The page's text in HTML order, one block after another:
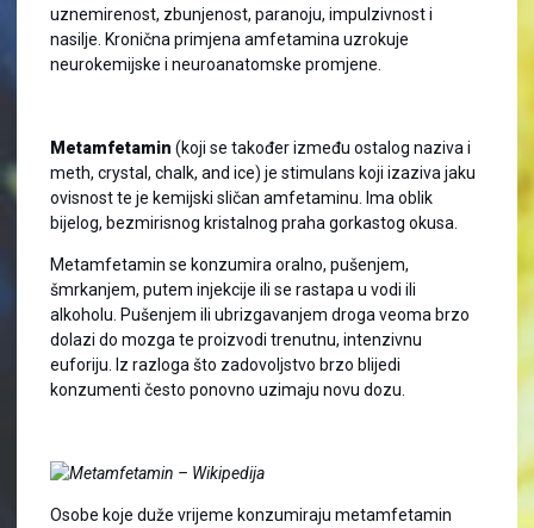
uznemirenost, zbunjenost, paranoju, impulzivnost i
nasilje. Kronična primjena amfetamina uzrokuje
neurokemijske i neuroanatomske promjene.
Metamfetamin (koji se također između ostalog naziva i
meth, crystal, chalk, and ice) je stimulans koji izaziva jaku
ovisnost te je kemijski sličan amfetaminu. Ima oblik
bijelog, bezmirisnog kristalnog praha gorkastog okusa.
Metamfetamin se konzumira oralno, pušenjem,
šmrkanjem, putem injekcije ili se rastapa u vodi ili
alkoholu. Pušenjem ili ubrizgavanjem droga veoma brzo
dolazi do mozga te proizvodi trenutnu, intenzivnu
euforiju. Iz razloga što zadovoljstvo brzo blijedi
konzumenti često ponovno uzimaju novu dozu.
Osobe koje duže vrijeme konzumiraju metamfetamin